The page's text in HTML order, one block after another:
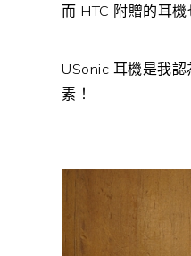
而 HTC 附贈的耳
USonic 耳機是我
素！